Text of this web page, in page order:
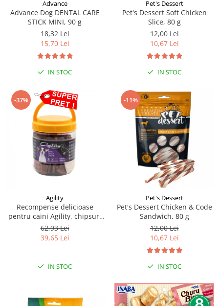
Sampoane si Balsamuri
Servetele Umede
Covorase absorbante
Curatare Ochi
Igiena Catel
Solutii Atractante si repelente
Custi transport - Pisici
Jucarii Pisici
Lese, Hamuri si Zgarzi
Paturi, perne si cosuri pentru pisici
Recompense Delicioase
Advance
Advance Dog DENTAL CARE
STICK MINI, 90 g
18,32 Lei
15,70 Lei
IN STOC
Pet's Dessert
Pet's Dessert Soft Chicken
Slice, 80 g
12,00 Lei
10,67 Lei
IN STOC
-37%
Agility
Recompense delicioase
pentru caini Agility, chipsuri
moi de rata, 500g
62,93 Lei
39,65 Lei
IN STOC
-11%
Pet's Dessert
Pet's Dessert Chicken & Code
Sandwich, 80 g
12,00 Lei
10,67 Lei
IN STOC